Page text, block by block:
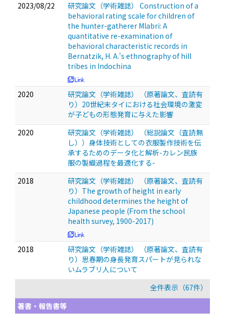
2023/08/22
研究論文（学術雑誌） Construction of a
behavioral rating scale for children of
the hunter-gatherer Mlabri: A
quantitative re-examination of
behavioral characteristic records in
Bernatzik, H. A.'s ethnography of hill
tribes in Indochina
2020
研究論文（学術雑誌） （原著論文、査読有
り）20世紀末タイにおける社会環境の激変
が子どもの形態発育に与えた影響
2020
研究論文（学術雑誌） （総説論文（査読無
し））身体技術としての衣服製作技術を伝
承するためのデータ化と解析-カレン民族
服の製織過程を最適化する-
2018
研究論文（学術雑誌） （原著論文、査読有
り）The growth of height in early
childhood determines the height of
Japanese people (From the school
health survey, 1900-2017)
2018
研究論文（学術雑誌） （原著論文、査読有
り）思春期の身長発育スパートが見られな
いムラブリ人について
全件表示（67件）
著書・報告書等